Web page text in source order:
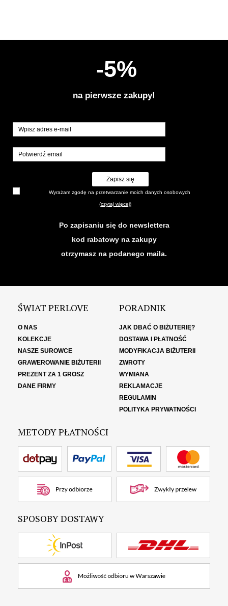
-5%
na pierwsze zakupy!
Zapisz się
Wyrażam zgodę na przetwarzanie moich danych osobowych
(czytaj więcej)
Po zapisaniu się do newslettera
kod rabatowy na zakupy
otrzymasz na podanego maila.
ŚWIAT PERLOVE
O NAS
KOLEKCJE
NASZE SUROWCE
GRAWEROWANIE BIŻUTERII
PREZENT ZA 1 GROSZ
DANE FIRMY
PORADNIK
JAK DBAĆ O BIŻUTERIĘ?
DOSTAWA I PŁATNOŚĆ
MODYFIKACJA BIŻUTERII
ZWROTY
WYMIANA
REKLAMACJE
REGULAMIN
POLITYKA PRYWATNOŚCI
METODY PŁATNOŚCI
SPOSOBY DOSTAWY